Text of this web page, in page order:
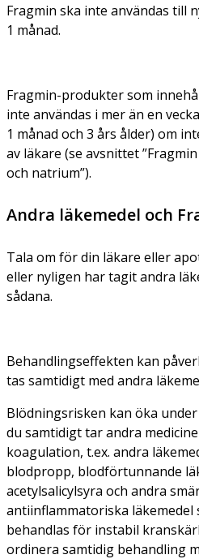
Fragmin ska inte användas till
1 månad.
Fragmin-produkter som
inte användas i mer än en
1 månad och 3 års ålder) om
av läkare (se avsnittet
och natrium”).
Andra läkemedel och
Tala om för din läkare eller
eller nyligen har tagit andra
sådana.
Behandlingseffekten kan
tas samtidigt med andra
Blödningsrisken kan öka
du samtidigt tar andra
koagulation, t.ex. andra
blodpropp, blodförtunnande
acetylsalicylsyra och andra
antiinflammatoriska läkemedel
behandlas för instabil
ordinera samtidig behandling